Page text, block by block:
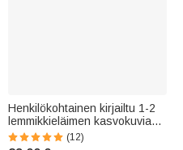
Henkilökohtainen kirjailtu 1-2
lemmikkieläimen kasvokuvia
100% puuvillaa Baseball Cap
nimi päivittäinen käyttö
(12)